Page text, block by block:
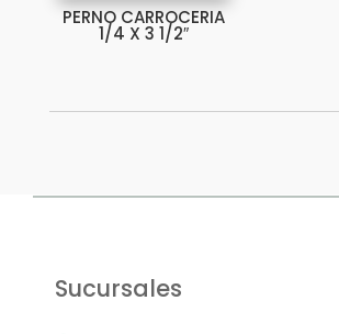
PERNO CARROCERIA
1/4 X 3 1/2″
Sucursales